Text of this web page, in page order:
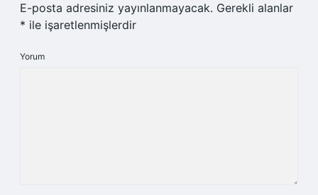
E-posta adresiniz yayınlanmayacak. Gerekli alanlar
* ile işaretlenmişlerdir
Yorum